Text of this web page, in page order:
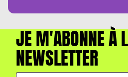
JE M'ABONNE À
NEWSLETTER